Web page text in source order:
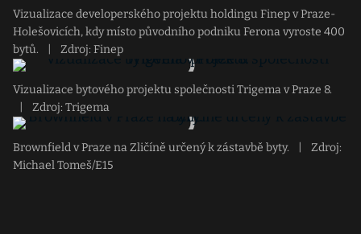
Vizualizace developerského projektu holdingu Finep v Praze-
Holešovicích, kdy místo původního podniku Ferona vyroste 400
bytů.
Zdroj: Finep
Vizualizace bytového projektu společnosti Trigema v Praze 8.
Zdroj: Trigema
Brownfield v Praze na Zličíně určený k zástavbě byty.
Zdroj:
Michael Tomeš/E15